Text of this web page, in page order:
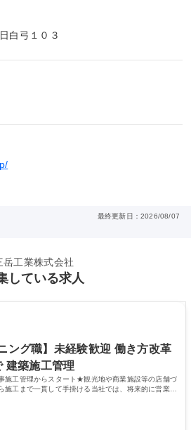
白弓１０３
最終更新日：2026/08/07
岳工業株式会社
している求人
ング職】未経験歓迎 働き方改革
建築施工管理
施工管理からスタート★観光地や商業施設等の店舗づ
施工まで一貫して手掛ける当社では、将来的に営業職
能◎